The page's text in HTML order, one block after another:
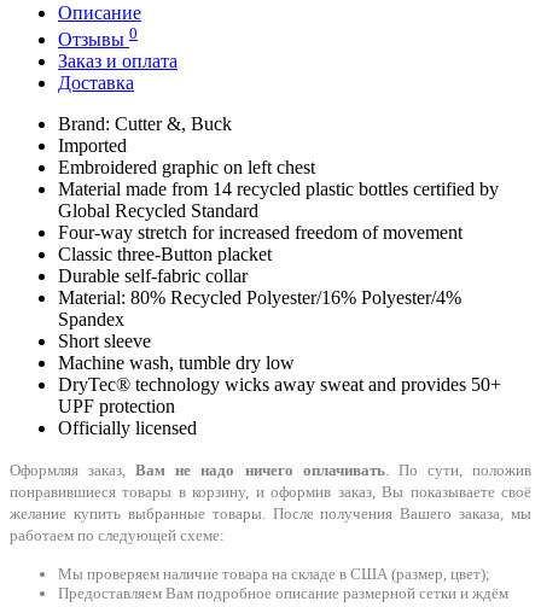
Описание
Отзывы 0
Заказ и оплата
Доставка
Brand: Cutter &, Buck
Imported
Embroidered graphic on left chest
Material made from 14 recycled plastic bottles certified by
Global Recycled Standard
Four-way stretch for increased freedom of movement
Classic three-Button placket
Durable self-fabric collar
Material: 80% Recycled Polyester/16% Polyester/4%
Spandex
Short sleeve
Machine wash, tumble dry low
DryTec® technology wicks away sweat and provides 50+
UPF protection
Officially licensed
Оформляя заказ,Вам не надо ничего оплачивать. По сути, положив
понравившиеся товары в корзину, и оформив заказ, Вы показываете своё
желание купить выбранные товары. После получения Вашего заказа, мы
работаем по следующей схеме:
Мы проверяем наличие товара на складе в США (размер, цвет);
Предоставляем Вам подробное описание размерной сетки и ждём